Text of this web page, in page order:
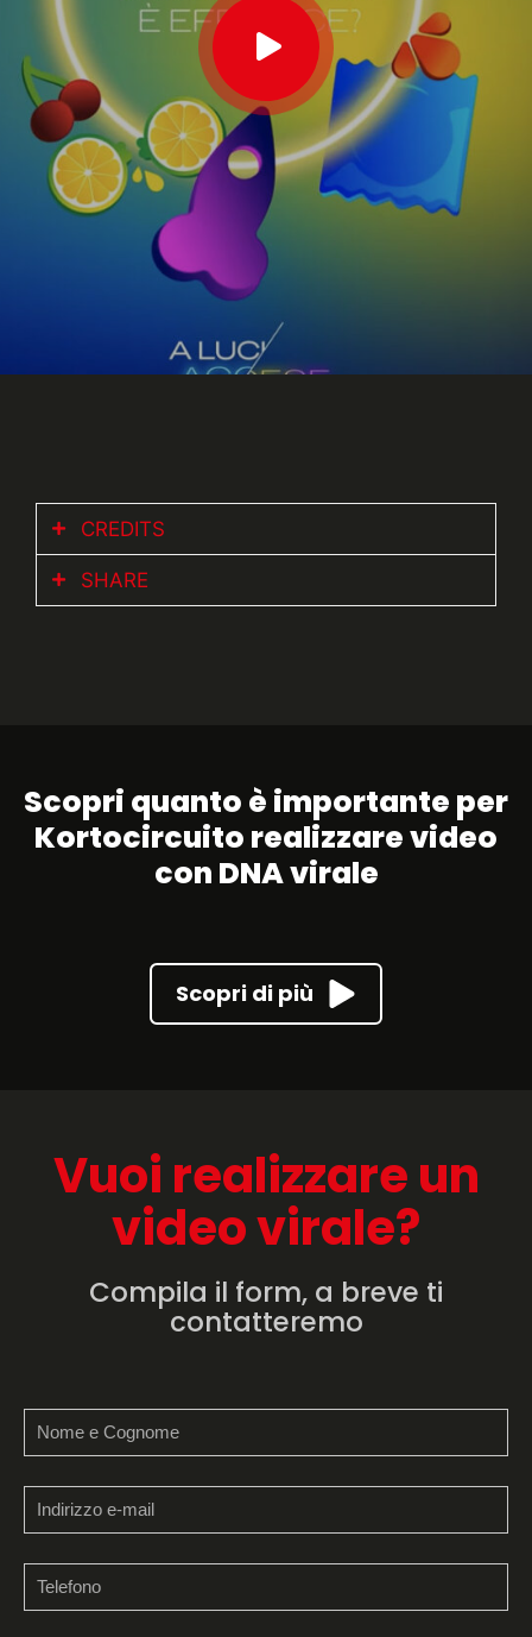
CREDITS
SHARE
Scopri quanto è importante per
Kortocircuito realizzare video
con DNA virale
Scopri di più
Vuoi realizzare un
video virale?
Compila il form, a breve ti
contatteremo